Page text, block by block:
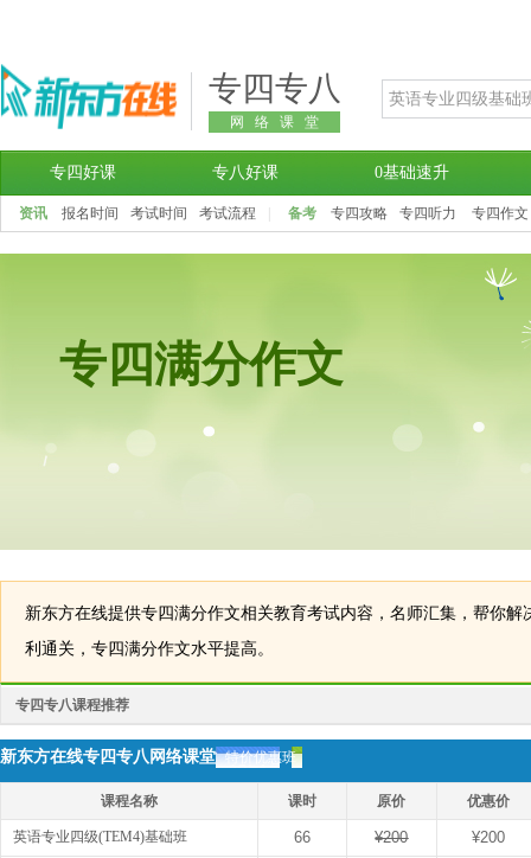
专四专八
网络课堂
专四好课 专八好课 0基础速升
资讯 报名时间 考试时间 考试流程 备考 专四攻略 专四听力 专四作文
专四满分作文
新东方在线提供专四满分作文相关教育考试内容，名师汇集，帮你解
利通关，专四满分作文水平提高。
专四专八课程推荐
新东方在线专四专八网络课堂 特价优惠班
课程名称 课时 原价 优惠价
英语专业四级(TEM4)基础班 66 ¥200 ¥200